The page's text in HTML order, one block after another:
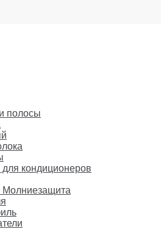
полосы
кондиционеров
Молниезащита